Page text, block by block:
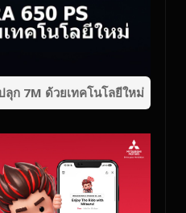
ลุก 7M ด้วยเทคโนโลยีใหม่